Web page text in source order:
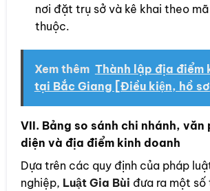
nơi đặt trụ sở và kê khai theo
thuộc.
Xem thêm Thành lập địa điểm
tại Bắc Giang [Điều kiện, hồ
VII. Bảng so sánh chi nhánh, văn
diện và địa điểm kinh doanh
Dựa trên các quy định của pháp
nghiệp, Luật Gia Bùi đưa ra một